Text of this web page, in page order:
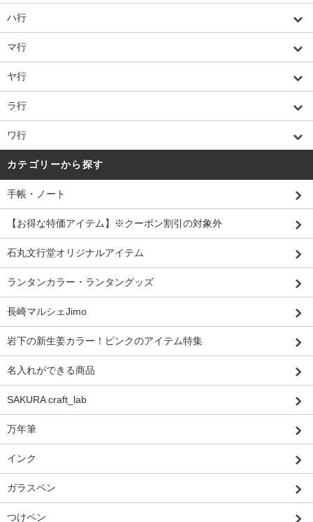
ハ行
マ行
ヤ行
ラ行
ワ行
カテゴリーから探す
手帳・ノート
【お得な特価アイテム】※クーポン割引の対象外
石丸文行堂オリジナルアイテム
ランタンカラー・ランタングッズ
長崎マルシェJimo
岩下の新生姜カラー！ピンクのアイテム特集
名入れができる商品
SAKURA craft_lab
万年筆
インク
ガラスペン
つけペン